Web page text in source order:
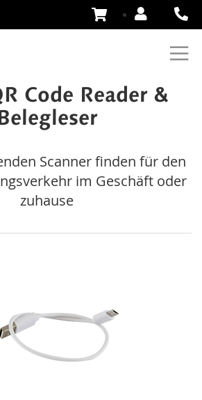
Zum
Inhalt
Code Reader &
Scanner finden für den
im Geschäft oder
zuhause